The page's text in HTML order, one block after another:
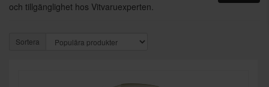
och tillgänglighet hos Vitvaruexperten.
Sortera